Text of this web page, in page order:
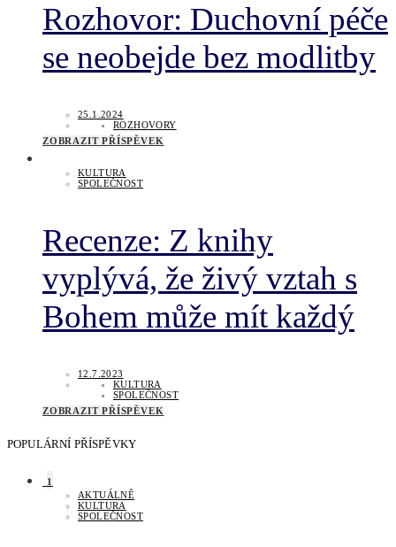
Rozhovor: Duchovní péče
se neobejde bez modlitby
25.1.2024
ROZHOVORY
ZOBRAZIT PŘÍSPĚVEK
KULTURA
SPOLEČNOST
Recenze: Z knihy
vyplývá, že živý vztah s
Bohem může mít každý
12.7.2023
KULTURA
SPOLEČNOST
ZOBRAZIT PŘÍSPĚVEK
POPULÁRNÍ PŘÍSPĚVKY
1
AKTUÁLNĚ
KULTURA
SPOLEČNOST